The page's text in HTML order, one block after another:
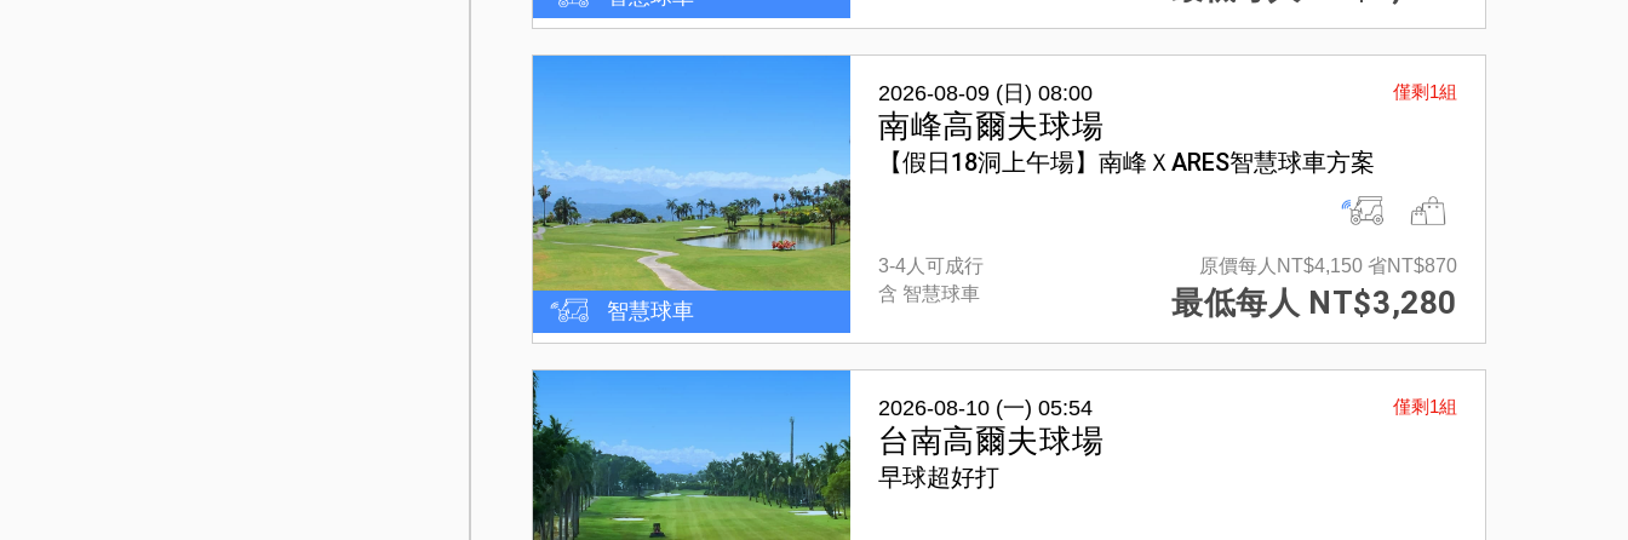
智慧球車
僅剩1組
2026-08-09 (日) 08:00
南峰高爾夫球場
【假日18洞上午場】南峰ＸARES智慧球車方案
3-4人可成行
含 智慧球車
原價每人NT$4,150 省NT$870
最低每人 NT$3,280
僅剩1組
2026-08-10 (一) 05:54
台南高爾夫球場
早球超好打